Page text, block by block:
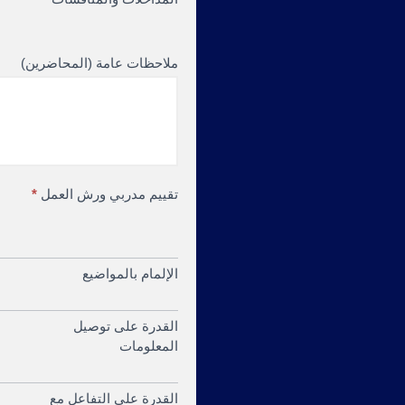
ملاحظات عامة (المحاضرين)
تقييم مدربي ورش العمل*
الإلمام بالمواضيع
القدرة على توصيل
المعلومات
القدرة على التفاعل مع